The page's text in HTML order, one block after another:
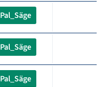
Pal_Säge
Pal_Säge
Pal_Säge